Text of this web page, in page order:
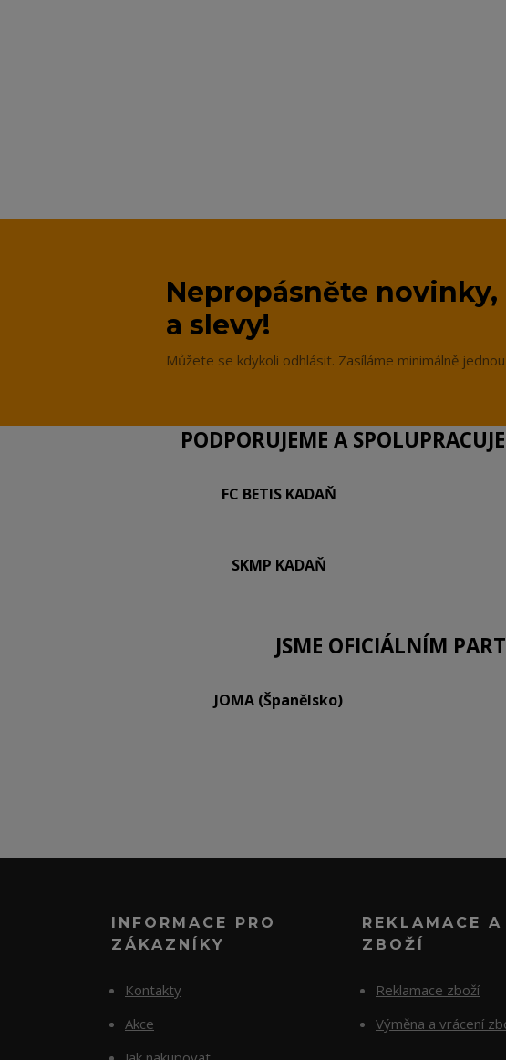
Nepropásněte novinky,
a slevy!
Můžete se kdykoli odhlásit. Zasíláme minimálně
PODPORUJEME A
FC BETIS KADAŇ
SKMP KADAŇ
JSME OFICIÁLNÍM
JOMA (Španělsko)
INFORMACE PRO
ZÁKAZNÍKY
Kontakty
Akce
REKLAMACE
ZBOŽÍ
Reklamace zboží
Výměna a vrácení